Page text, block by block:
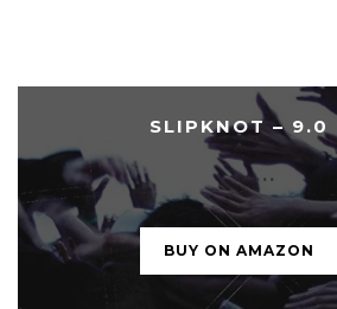
SLIPKNOT – 9.0
...
BUY ON AMAZON